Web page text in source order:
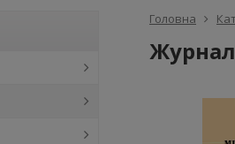
Головна
Журнал